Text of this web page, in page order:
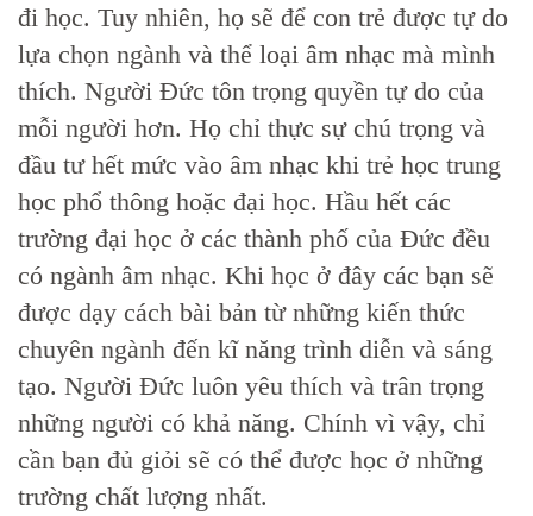
đi học. Tuy nhiên, họ sẽ để con trẻ được tự do
lựa chọn ngành và thể loại âm nhạc mà mình
thích. Người Đức tôn trọng quyền tự do của
mỗi người hơn. Họ chỉ thực sự chú trọng và
đầu tư hết mức vào âm nhạc khi trẻ học trung
học phổ thông hoặc đại học. Hầu hết các
trường đại học ở các thành phố của Đức đều
có ngành âm nhạc. Khi học ở đây các bạn sẽ
được dạy cách bài bản từ những kiến thức
chuyên ngành đến kĩ năng trình diễn và sáng
tạo. Người Đức luôn yêu thích và trân trọng
những người có khả năng. Chính vì vậy, chỉ
cần bạn đủ giỏi sẽ có thể được học ở những
trường chất lượng nhất.